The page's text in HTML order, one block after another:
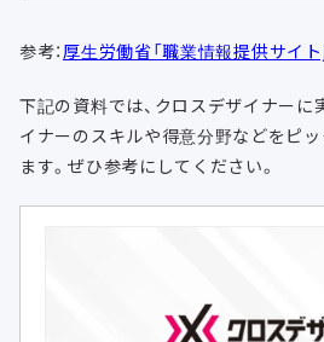
参考：厚生労働省「職業情報提供サイ
下記の資料では、クロスデザイナー
イナーのスキルや得意分野などをピ
ます。ぜひ参考にしてください。